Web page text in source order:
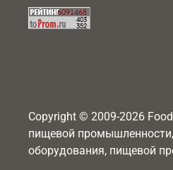
Copyright © 2009-2026
пищевой
оборудования, пищевой